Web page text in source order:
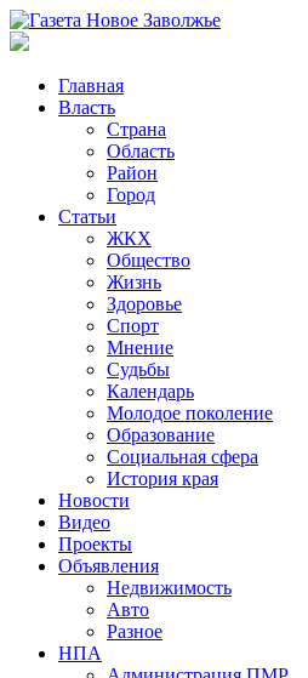
Главная
Власть
Страна
Область
Район
Город
Статьи
ЖКХ
Общество
Жизнь
Здоровье
Спорт
Мнение
Судьбы
Календарь
Молодое поколение
Образование
Социальная сфера
История края
Новости
Видео
Проекты
Объявления
Недвижимость
Авто
Разное
НПА